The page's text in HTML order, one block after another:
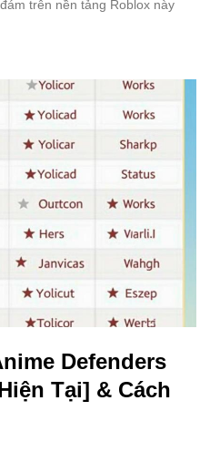
trên nền tảng Roblox này
Defenders
Tại] & Cách